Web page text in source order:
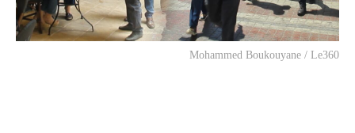
Mohammed Boukouyane / Le360